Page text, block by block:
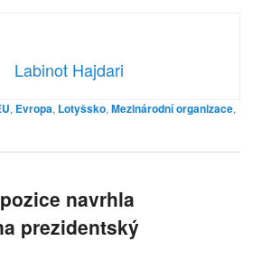
Labinot Hajdari
, Evropa, Lotyšsko,Mezinárodní organizace,
navrhla
prezidentský